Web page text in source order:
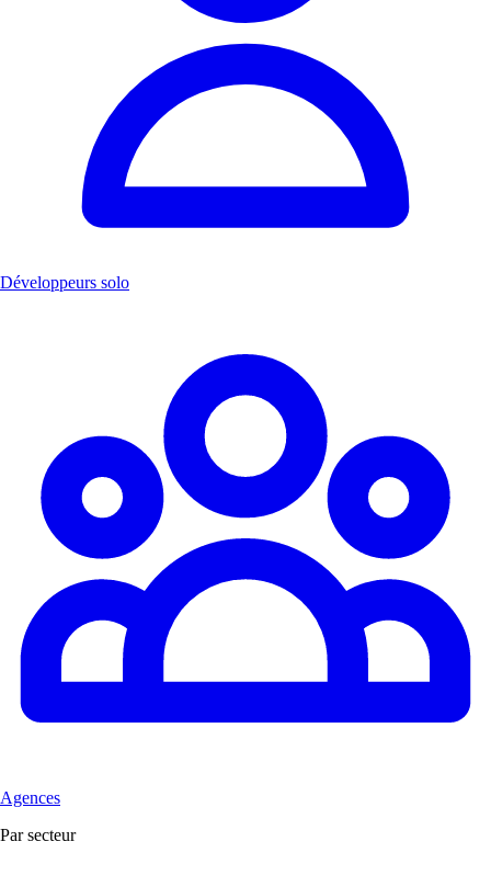
Développeurs solo
Agences
Par secteur